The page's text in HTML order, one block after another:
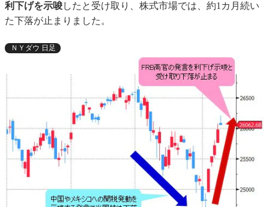
利下げを示唆したと受け取り、株式市場では、約1カ月続い
た下落が止まりました。
ＮＹダウ 日足